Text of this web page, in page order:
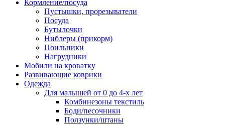
Кормление/посуда
Пустышки, прорезыватели
Посуда
Бутылочки
Ниблеры (прикорм)
Поильники
Нагрудники
Мобили на кроватку
Развивающие коврики
Одежда
Для малышей от 0 до 4-х лет
Комбинезоны текстиль
Боди/песочники
Ползунки/штаны